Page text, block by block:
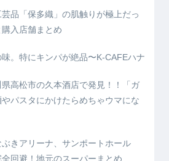
品「保多織」の肌触りが極上だっ
入店舗まとめ
。特にキンパが絶品〜K-CAFEハナ
高松市の久本酒店で発見！！「ガ
パスタにかけたらめちゃウマにな
ぶきアリーナ、サンポートホール
回避！地元のスーパーまとめ